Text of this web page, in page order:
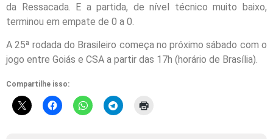
da Ressacada. E a partida, de nível técnico muito baixo,
terminou em empate de 0 a 0.
A 25ª rodada do Brasileiro começa no próximo sábado com o
jogo entre Goiás e CSA a partir das 17h (horário de Brasília).
Compartilhe isso: